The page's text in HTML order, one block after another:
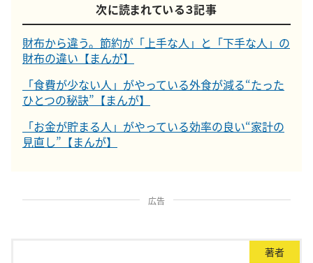
次に読まれている３記事
財布から違う。節約が「上手な人」と「下手な人」の
財布の違い【まんが】
「食費が少ない人」がやっている外食が減る“たった
ひとつの秘訣”【まんが】
「お金が貯まる人」がやっている効率の良い“家計の
見直し”【まんが】
広告
著者